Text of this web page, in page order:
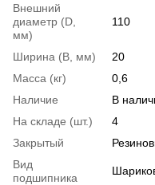
Внешний
диаметр (D,
мм)
110
Ширина (B, мм)
20
Масса (кг)
0,6
Наличие
В
На складе (шт.)
4
Закрытый
Вид
подшипника